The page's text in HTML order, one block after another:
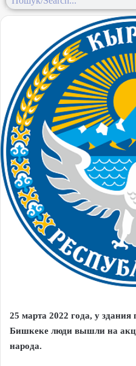
25 марта 2022 года, у
Бишкеке люди вышли на
народа.